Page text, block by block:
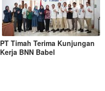
PT Timah Terima Kunjungan
Kerja BNN Babel